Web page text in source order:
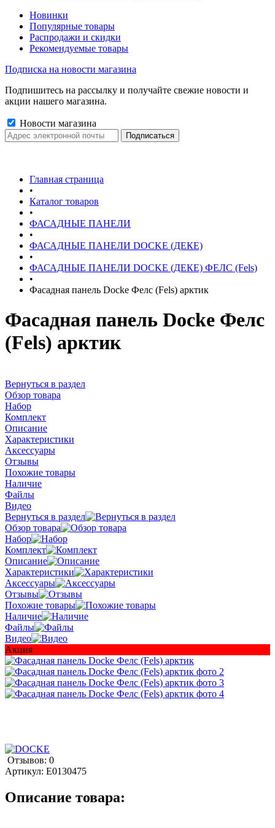
Новинки
Популярные товары
Распродажи и скидки
Рекомендуемые товары
Подписка на новости магазина
Подпишитесь на рассылку и получайте свежие новости и
акции нашего магазина.
Новости магазина
Главная страница
•
Каталог товаров
•
ФАСАДНЫЕ ПАНЕЛИ
•
ФАСАДНЫЕ ПАНЕЛИ DOCKE (ДЕКЕ)
•
ФАСАДНЫЕ ПАНЕЛИ DOCKE (ДЕКЕ) ФЕЛС (Fels)
•
Фасадная панель Docke Фелс (Fels) арктик
Фасадная панель Docke Фелс
(Fels) арктик
Вернуться в раздел
Обзор товара
Набор
Комплект
Описание
Характеристики
Аксессуары
Отзывы
Похожие товары
Наличие
Файлы
Видео
Вернуться в раздел
Обзор товара
Набор
Комплект
Описание
Характеристики
Аксессуары
Отзывы
Похожие товары
Наличие
Файлы
Видео
Акция
Отзывов: 0
Артикул: E0130475
Описание товара: